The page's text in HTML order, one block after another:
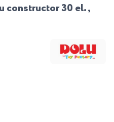
constructor 30 el.,